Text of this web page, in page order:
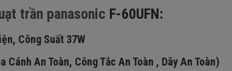
trần panasonic F-60UFN:
Công Suất 37W
Cánh An Toàn, Công Tắc An Toàn , Dây An Toàn)